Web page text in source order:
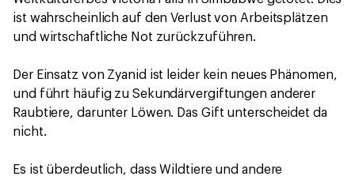
ist wahrscheinlich auf den Verlust von Arbeitsplätzen
und wirtschaftliche Not zurückzuführen.
Der Einsatz von Zyanid ist leider kein neues Phänomen,
und führt häufig zu Sekundärvergiftungen anderer
Raubtiere, darunter Löwen. Das Gift unterscheidet da
nicht.
Es ist überdeutlich, dass Wildtiere und andere